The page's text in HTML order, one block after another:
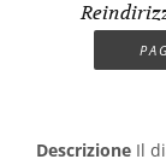
Descrizione Il